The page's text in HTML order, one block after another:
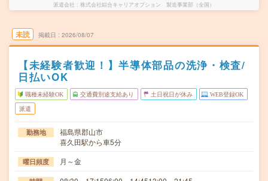
派遣会社 株式会社綜合キャリアオプション 製造事業部（全国）
未読 掲載日 2026/08/07
【未経験者歓迎！】半導体部品の洗浄・検査/
日払いOK
職種未経験OK 交通費別途支給あり 土日祝日が休み WEB登録OK
派遣
勤務地
福島県郡山市
喜久田駅から車5分
曜日頻度 月～金